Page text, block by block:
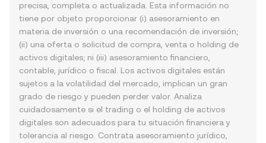
precisa, completa o actualizada. Esta información no
tiene por objeto proporcionar (i) asesoramiento en
materia de inversión o una recomendación de inversión;
(ii) una oferta o solicitud de compra, venta o holding de
activos digitales; ni (iii) asesoramiento financiero,
contable, jurídico o fiscal. Los activos digitales están
sujetos a la volatilidad del mercado, implican un gran
grado de riesgo y pueden perder valor. Analiza
cuidadosamente si el trading o el holding de activos
digitales son adecuados para tu situación financiera y
tolerancia al riesgo. Contrata asesoramiento jurídico,